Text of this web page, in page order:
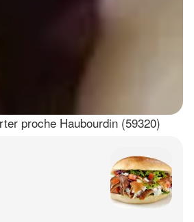
proche Haubourdin (59320)